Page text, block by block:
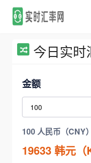
今日实时
金额
100 人民币（CNY
19633韩元（